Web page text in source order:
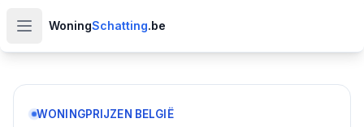
Open hoofdmenu
WoningSchatting.be
WONINGPRIJZEN BELGIË